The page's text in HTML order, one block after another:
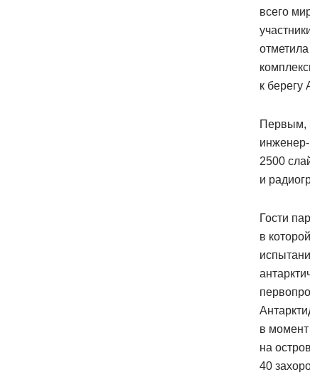
всего
к берегу
Первым,
2500
и
Гости
в
в момент
на
40